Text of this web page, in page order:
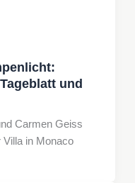
und
Carmen Geiss
in Monaco